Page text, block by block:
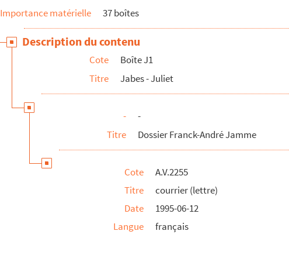
Importance matérielle
37 boîtes
Description du contenu
Cote
Boîte J1
Titre
Jabes - Juliet
-
-
Titre
Dossier Franck-André Jamme
Cote
A.V.2255
Titre
courrier (lettre)
Date
1995-06-12
Langue
français